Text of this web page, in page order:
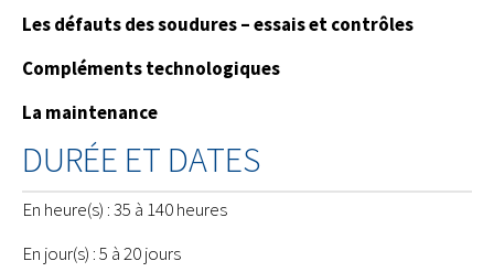
Les défauts des soudures – essais et contrôles
Compléments technologiques
La maintenance
DURÉE ET DATES
En heure(s) : 35 à 140 heures
En jour(s) : 5 à 20 jours